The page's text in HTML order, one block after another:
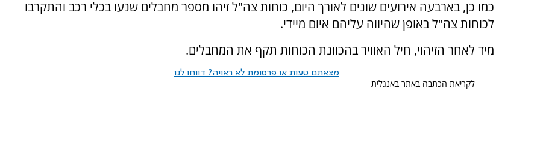
כמו כן, בארבעה אירועים שונים לאורך היום, כוחות צה"ל זיהו מספר מחבלים שנעו בכלי רכב והתקרבו
לכוחות צה"ל באופן שהיווה עליהם איום מיידי.
מיד לאחר הזיהוי, חיל האוויר בהכוונת הכוחות תקף את המחבלים.
מצאתם טעות או פרסומת לא ראויה? דווחו לנו
לקריאת הכתבה באתר באנגלית